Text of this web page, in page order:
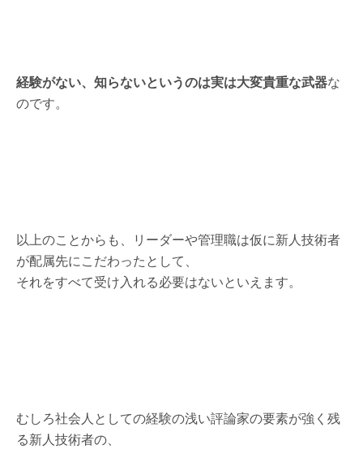
経験がない、知らないというのは実は大変貴重な武器な
のです。
以上のことからも、リーダーや管理職は仮に新人技術者
が配属先にこだわったとして、
それをすべて受け入れる必要はないといえます。
むしろ社会人としての経験の浅い評論家の要素が強く残
る新人技術者の、